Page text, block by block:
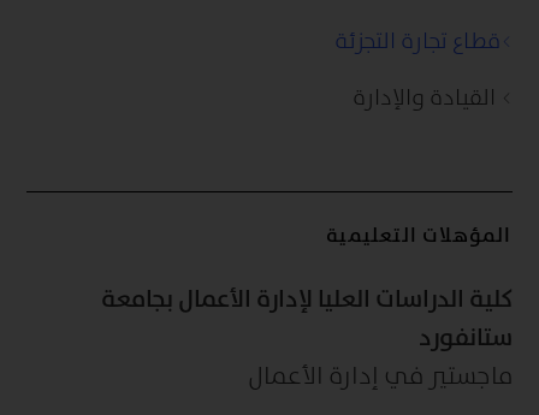
قطاع تجارة التجزئة
القيادة والإدارة
المؤهلات التعليمية
كلية الدراسات العليا لإدارة الأعمال بجامعة
ستانفورد
ماجستير في إدارة الأعمال